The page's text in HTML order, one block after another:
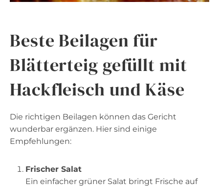
Beste Beilagen für
Blätterteig gefüllt mit
Hackfleisch und Käse
Die richtigen Beilagen können das Gericht
wunderbar ergänzen. Hier sind einige
Empfehlungen:
Frischer Salat
Ein einfacher grüner Salat bringt Frische auf